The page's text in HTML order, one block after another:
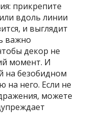
прикрепите
вдоль линии
и выглядит
важно
декор не
момент. И
на безобидном
на него. Если не
можете